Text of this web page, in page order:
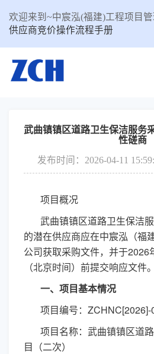
欢迎来到~中宸泓(福建)工程项目管
供应商竞价操作流程手册
武曲镇镇区道路卫生保洁服务
性磋商
发布时间：2026-04-11
项目概况
武曲镇镇区道路卫生保洁
的潜在供应商应在中宸泓（福
公司获取采购文件，并于2026
（北京时间）前提交响应文件。
一、项目基本情况
项目编号： ZCHNC[2026]-
项目名称：武曲镇镇区道
目（二次）